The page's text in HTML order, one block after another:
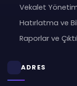
Vekalet
Hatırlatma ve
Raporlar ve
ADRES